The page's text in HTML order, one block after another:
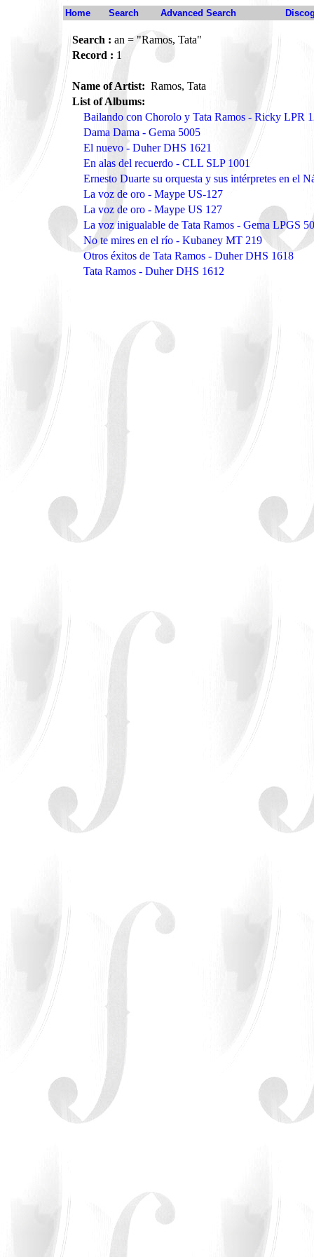
Home Search Advanced Search
Search : an = "Ramos, Tata"
Record : 1
Name of Artist: Ramos, Tata
List of Albums:
Bailando con Chorolo y Tata Ramos - Ricky LPR
Dama Dama - Gema 5005
El nuevo - Duher DHS 1621
En alas del recuerdo - CLL SLP 1001
Ernesto Duarte su orquesta y sus intérpretes en el
La voz de oro - Maype US-127
La voz de oro - Maype US 127
La voz inigualable de Tata Ramos - Gema LPGS
No te mires en el río - Kubaney MT 219
Otros éxitos de Tata Ramos - Duher DHS 1618
Tata Ramos - Duher DHS 1612